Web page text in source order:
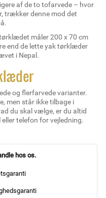
af de to tofarvede – hvor
trækker denne mod det
måler 200 x 70 cm
end de lette yak tørklæder
i Nepal.
og flerfarvede varianter.
men står ikke tilbage i
du skal vælge, er du altid
telefon for vejledning.
hos os.